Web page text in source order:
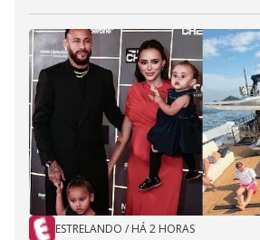
ESTRELANDO / HÁ 2 HORAS